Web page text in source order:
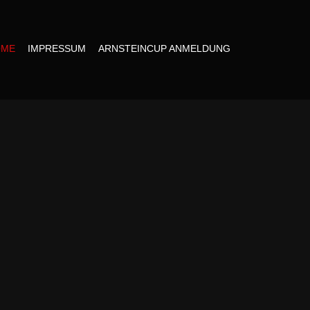
IMPRESSUM ARNSTEINCUP ANMELDUNG